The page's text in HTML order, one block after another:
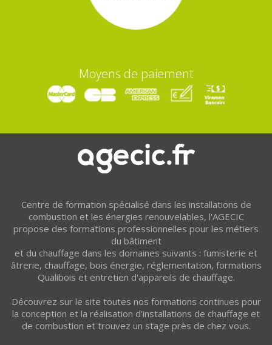
Moyens de paiement
Centre de formation spécialisé dans les installations de
combustion et les énergies renouvelables, l'AGECIC
propose des formations professionnelles pour les métiers
du bâtiment
et du chauffage dans les domaines suivants : fumisterie et
âtrerie, chauffage, bois énergie, réglementation, formations
Qualibois et entretien d'appareils de chauffage.
Découvrez sur le site toutes nos formations continues pour
la conception et la réalisation d'installations de chauffage et
de combustion et trouvez un stage près de chez vous.